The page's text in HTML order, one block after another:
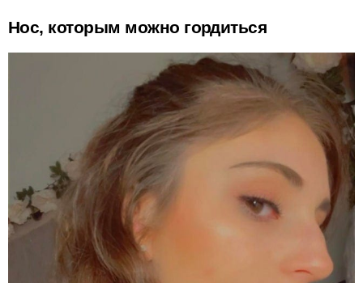
Нос, которым можно гордиться